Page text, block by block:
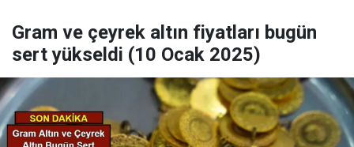
Gram ve çeyrek altın fiyatları bugün
sert yükseldi (10 Ocak 2025)